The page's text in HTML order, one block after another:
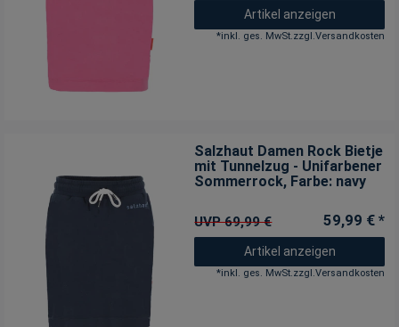
Artikel anzeigen
*inkl. ges. MwSt.zzgl.Versandkosten
Salzhaut Damen Rock Bietje
mit Tunnelzug - Unifarbener
Sommerrock, Farbe: navy
UVP 69,99 € 59,99 € *
Artikel anzeigen
*inkl. ges. MwSt.zzgl.Versandkosten